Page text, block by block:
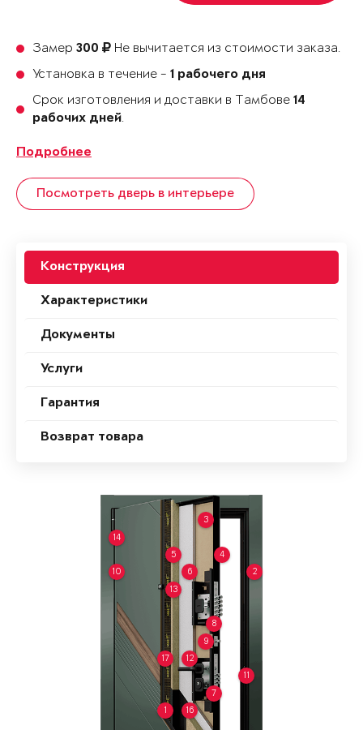
Замер 300
Не вычитается из стоимости заказа.
Установка в течение - 1 рабочего дня
Срок изготовления и доставки в Тамбове 14
рабочих дней.
Подробнее
Посмотреть дверь в интерьере
Конструкция
Характеристики
Документы
Услуги
Гарантия
Возврат товара
1
2
3
4
5
6
7
8
9
10
11
12
13
14
16
17